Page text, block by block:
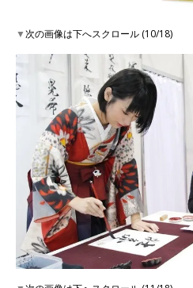
▼次の画像は下へスクロール (10/18)